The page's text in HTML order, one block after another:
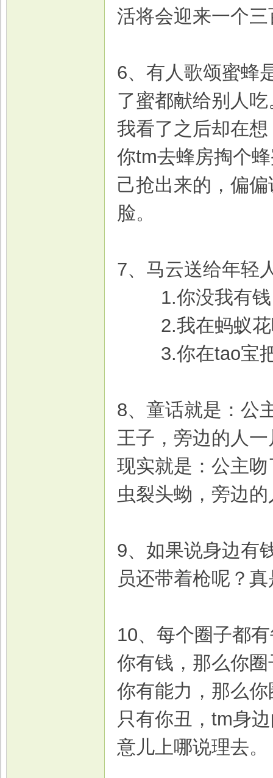
活将会迎来一个
6、有人歌颂蜜蜂
了蜜都献给别人吃
我看了之后却在
你tm去蜂房掏个
己抢出来的，偏
脸。
7、马云送给年轻
1.你没我有钱
2.我在蚂蚁花
3.你在tao宝把
8、童话就是：公
王子，旁边的人一
现实就是：公主
虫裂头蚴，旁边
9、如果说身边有
员还带着枪呢？
10、每个圈子都
你有钱，那么你
你有能力，那么
只有你丑，tm身
意儿上哪说理去。